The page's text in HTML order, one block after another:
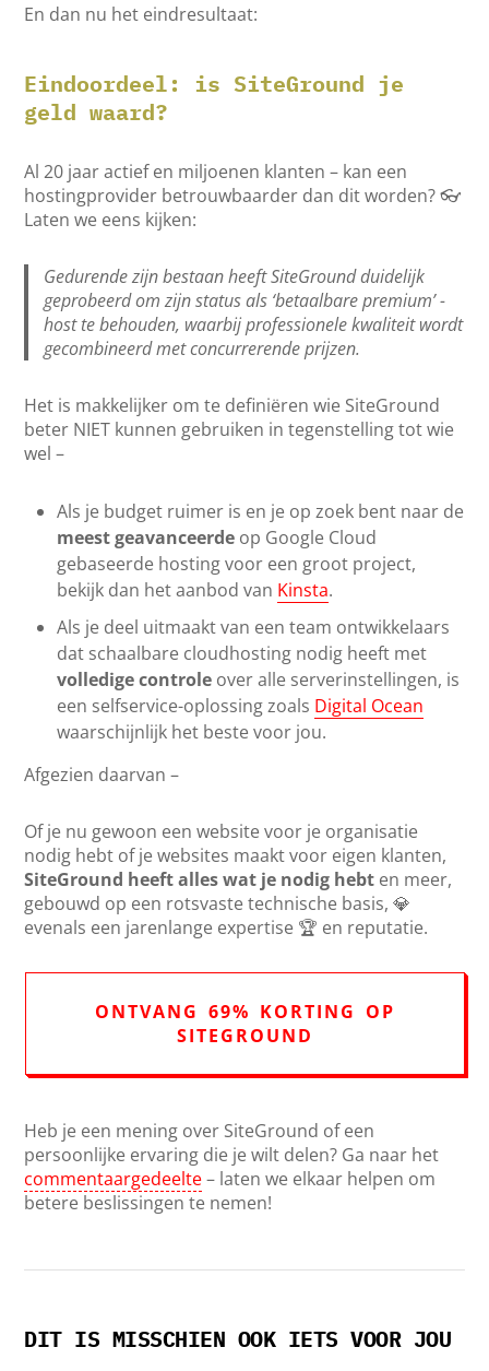
En dan nu het eindresultaat:
Eindoordeel: is SiteGround je
geld waard?
Al 20 jaar actief en miljoenen klanten – kan een
hostingprovider betrouwbaarder dan dit worden? 👓
Laten we eens kijken:
Gedurende zijn bestaan heeft SiteGround duidelijk
geprobeerd om zijn status als ‘betaalbare premium’ -
host te behouden, waarbij professionele kwaliteit wordt
gecombineerd met concurrerende prijzen.
Het is makkelijker om te definiëren wie SiteGround
beter NIET kunnen gebruiken in tegenstelling tot wie
wel –
Als je budget ruimer is en je op zoek bent naar de
meest geavanceerde op Google Cloud
gebaseerde hosting voor een groot project,
bekijk dan het aanbod van Kinsta.
Als je deel uitmaakt van een team ontwikkelaars
dat schaalbare cloudhosting nodig heeft met
volledige controle over alle serverinstellingen, is
een selfservice-oplossing zoals Digital Ocean
waarschijnlijk het beste voor jou.
Afgezien daarvan –
Of je nu gewoon een website voor je organisatie
nodig hebt of je websites maakt voor eigen klanten,
SiteGround heeft alles wat je nodig hebt en meer,
gebouwd op een rotsvaste technische basis, 💎
evenals een jarenlange expertise 🏆 en reputatie.
ONTVANG 69% KORTING OP
SITEGROUND
Heb je een mening over SiteGround of een
persoonlijke ervaring die je wilt delen? Ga naar het
commentaargedeelte– laten we elkaar helpen om
betere beslissingen te nemen!
DIT IS MISSCHIEN OOK IETS VOOR JOU